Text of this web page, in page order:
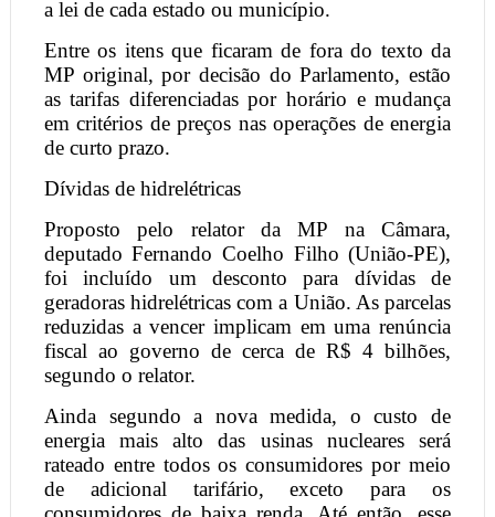
a lei de cada estado ou município.
Entre os itens que ficaram de fora do texto da
MP original, por decisão do Parlamento, estão
as tarifas diferenciadas por horário e mudança
em critérios de preços nas operações de energia
de curto prazo.
Dívidas de hidrelétricas
Proposto pelo relator da MP na Câmara,
deputado Fernando Coelho Filho (União-PE),
foi incluído um desconto para dívidas de
geradoras hidrelétricas com a União. As parcelas
reduzidas a vencer implicam em uma renúncia
fiscal ao governo de cerca de R$ 4 bilhões,
segundo o relator.
Ainda segundo a nova medida, o custo de
energia mais alto das usinas nucleares será
rateado entre todos os consumidores por meio
de adicional tarifário, exceto para os